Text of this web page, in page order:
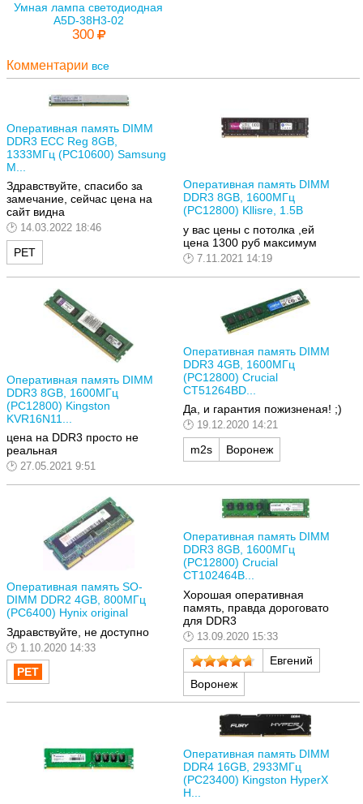
Умная лампа светодиодная
A5D-38H3-02
300
Комментарии все
Оперативная память DIMM
DDR3 ECC Reg 8GB,
1333МГц (PC10600) Samsung
M...
Здравствуйте, спасибо за
замечание, сейчас цена на
сайт видна
14.03.2022 18:46
РЕТ
Оперативная память DIMM
DDR3 8GB, 1600МГц
(PC12800) Kllisre, 1.5В
у вас цены с потолка ,ей
цена 1300 руб максимум
7.11.2021 14:19
Оперативная память DIMM
DDR3 8GB, 1600МГц
(PC12800) Kingston
KVR16N11...
цена на DDR3 просто не
реальная
27.05.2021 9:51
Оперативная память DIMM
DDR3 4GB, 1600МГц
(PC12800) Crucial
CT51264BD...
Да, и гарантия пожизненая! ;)
19.12.2020 14:21
m2s Воронеж
Оперативная память SO-
DIMM DDR2 4GB, 800МГц
(PC6400) Hynix original
Здравствуйте, не доступно
1.10.2020 14:33
Оперативная память DIMM
DDR3 8GB, 1600МГц
(PC12800) Crucial
CT102464B...
Хорошая оперативная
память, правда дороговато
для DDR3
13.09.2020 15:33
Евгений
Воронеж
Оперативная память DIMM
DDR4 16GB, 2933МГц
(PC23400) Kingston HyperX
H...